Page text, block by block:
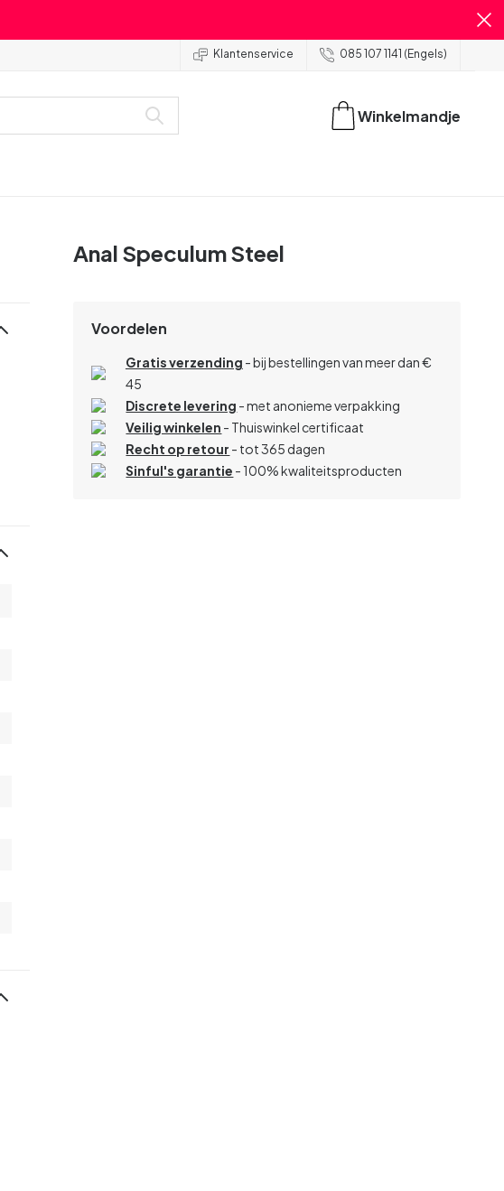
Klantenservice 085 107 1141 (Engels)
Winkelmandje
Anal Speculum Steel
Voordelen
Gratis verzending - bij bestellingen van meer dan €
45
Discrete levering - met anonieme verpakking
Veilig winkelen - Thuiswinkel certificaat
Recht op retour - tot 365 dagen
Sinful's garantie - 100% kwaliteitsproducten